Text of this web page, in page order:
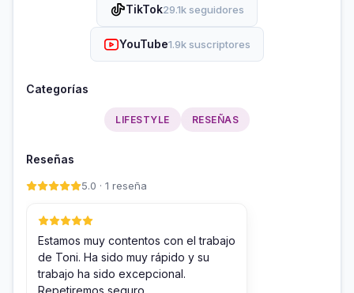
TikTok29.1k seguidores
YouTube1.9k suscriptores
Categorías
LIFESTYLE RESEÑAS
Reseñas
5.0 · 1 reseña
Estamos muy contentos con el trabajo
de Toni. Ha sido muy rápido y su
trabajo ha sido excepcional.